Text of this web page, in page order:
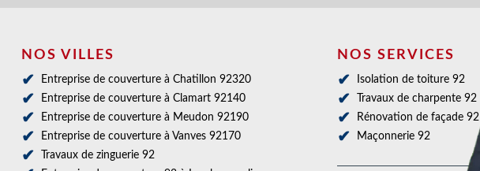
NOS VILLES
Entreprise de couverture à Chatillon 92320
Entreprise de couverture à Clamart 92140
Entreprise de couverture à Meudon 92190
Entreprise de couverture à Vanves 92170
Travaux de zinguerie 92
NOS SERVICES
Isolation de toiture 92
Travaux de charpente 92
Rénovation de façade 92
Maçonnerie 92